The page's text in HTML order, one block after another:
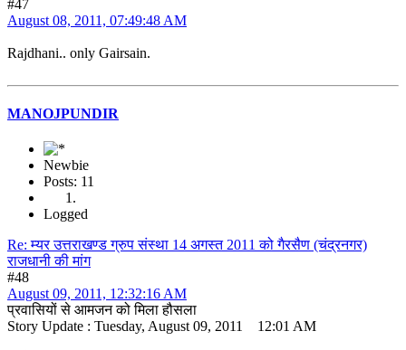
#47
August 08, 2011, 07:49:48 AM
Rajdhani.. only Gairsain.
MANOJPUNDIR
Newbie
Posts: 11
Logged
Re: म्यर उत्तराखण्ड ग्रुप संस्था 14 अगस्त 2011 को गैरसैण (चंद्रनगर)
राजधानी की मांग
#48
August 09, 2011, 12:32:16 AM
प्रवासियों से आमजन को मिला हौसला
Story Update : Tuesday, August 09, 2011 12:01 AM